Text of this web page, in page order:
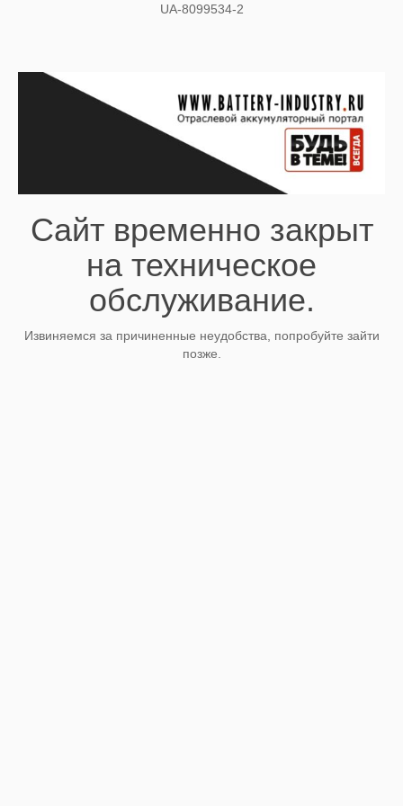
UA-8099534-2
Сайт временно закрыт
на техническое
обслуживание.
Извиняемся за причиненные неудобства, попробуйте зайти
позже.